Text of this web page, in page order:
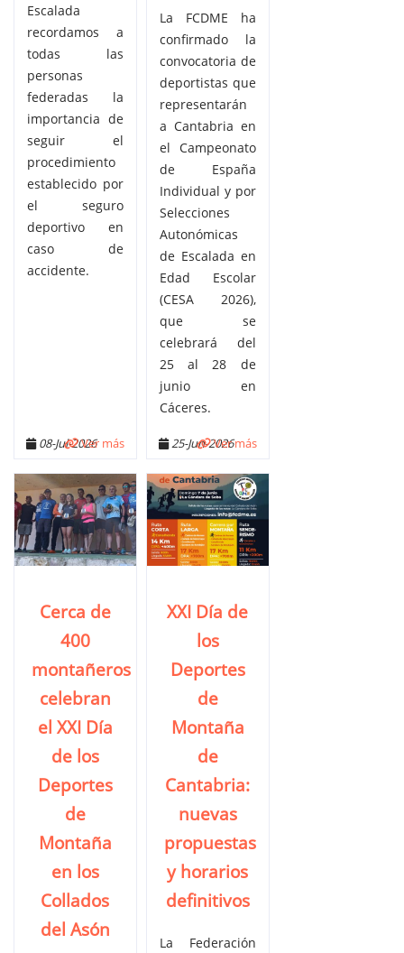
Escalada
recordamos a
todas las
personas
federadas la
importancia de
seguir el
procedimiento
establecido por
el seguro
deportivo en
caso de
accidente.
08-Jul-2026Ver más
La FCDME ha
confirmado la
convocatoria de
deportistas que
representarán
a Cantabria en
el Campeonato
de España
Individual y por
Selecciones
Autonómicas
de Escalada en
Edad Escolar
(CESA 2026),
que se
celebrará del
25 al 28 de
junio en
Cáceres.
25-Jun-2026Ver más
Cerca de
400
montañeros
celebran
el XXI Día
de los
Deportes
de
Montaña
en los
Collados
del Asón
XXI Día de
los
Deportes
de
Montaña
de
Cantabria:
nuevas
propuestas
y horarios
definitivos
La Federación